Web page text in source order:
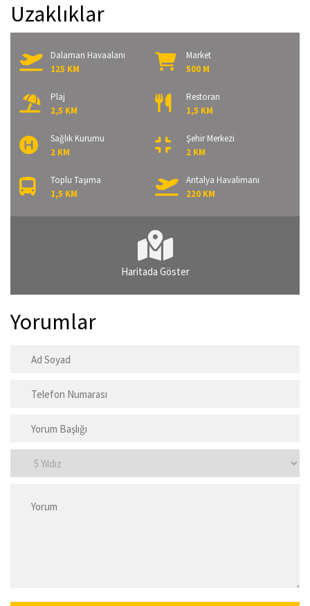
Uzaklıklar
Dalaman Havaalanı
125 KM
Market
500 M
Plaj
2,5 KM
Restoran
1,5 KM
Sağlık Kurumu
2 KM
Şehir Merkezi
2 KM
Toplu Taşıma
1,5 KM
Antalya Havalimanı
220 KM
Haritada Göster
Yorumlar